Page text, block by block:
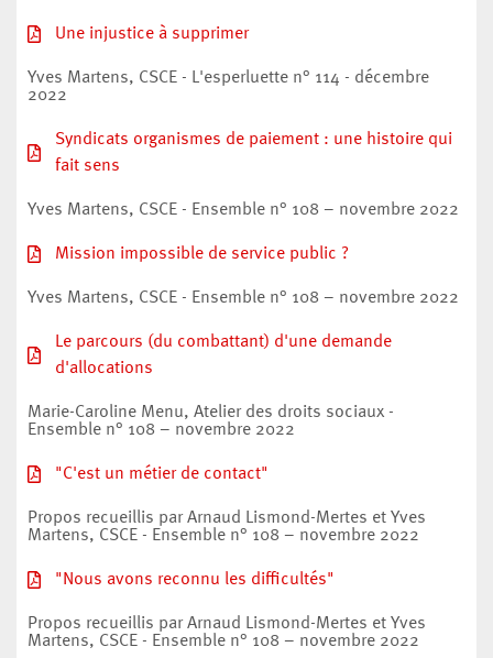
Une injustice à supprimer
Yves Martens, CSCE - L'esperluette n° 114 - décembre
2022
Syndicats organismes de paiement : une histoire qui
fait sens
Yves Martens, CSCE - Ensemble n° 108 – novembre 2022
Mission impossible de service public ?
Yves Martens, CSCE - Ensemble n° 108 – novembre 2022
Le parcours (du combattant) d'une demande
d'allocations
Marie-Caroline Menu, Atelier des droits sociaux -
Ensemble n° 108 – novembre 2022
"C'est un métier de contact"
Propos recueillis par Arnaud Lismond-Mertes et Yves
Martens, CSCE - Ensemble n° 108 – novembre 2022
"Nous avons reconnu les difficultés"
Propos recueillis par Arnaud Lismond-Mertes et Yves
Martens, CSCE - Ensemble n° 108 – novembre 2022